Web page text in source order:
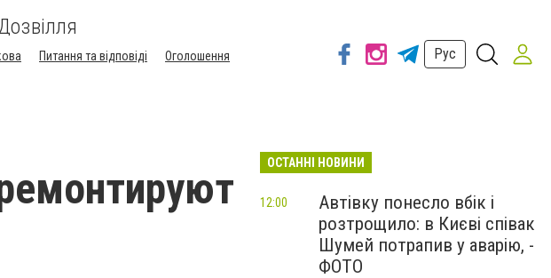
Питання та відповіді
Оголошення
Рус
ОСТАННІ НОВИНИ
Автівку понесло вбік і
розтрощило: в Києві співак
Шумей потрапив у аварію, -
ФОТО
12:00